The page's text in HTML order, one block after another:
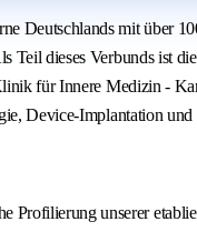
Deutschlands mit über
Teil dieses Verbunds
für Innere Medizin -
Device-Implantation
Profilierung unserer